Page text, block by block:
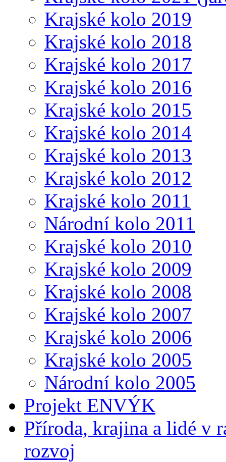
Krajské kolo 2019
Krajské kolo 2018
Krajské kolo 2017
Krajské kolo 2016
Krajské kolo 2015
Krajské kolo 2014
Krajské kolo 2013
Krajské kolo 2012
Krajské kolo 2011
Národní kolo 2011
Krajské kolo 2010
Krajské kolo 2009
Krajské kolo 2008
Krajské kolo 2007
Krajské kolo 2006
Krajské kolo 2005
Národní kolo 2005
Projekt ENVÝK
Příroda, krajina a lidé v
rozvoj